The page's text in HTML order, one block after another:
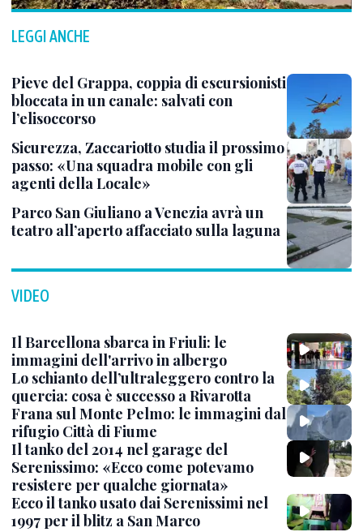
LEGGI ANCHE
Pieve del Grappa, coppia di escursionisti
bloccata in un canale: salvati con
l’elisoccorso
Sicurezza, Zaccariotto studia il prossimo
passo: «Una squadra mobile con gli
agenti della Locale»
Parco San Giuliano a Venezia avrà un
teatro all’aperto affacciato sulla laguna
VIDEO
Il Barcellona sbarca in Friuli: le
immagini dell'arrivo in albergo
Lo schianto dell’ultraleggero contro la
quercia: cosa è successo a Rivarotta
Frana sul Monte Pelmo: le immagini dal
rifugio Città di Fiume
Il tanko del 2014 nel garage del
Serenissimo: «Ecco come potevamo
resistere per qualche giornata»
Ecco il tanko usato dai Serenissimi nel
1997 per il blitz a San Marco